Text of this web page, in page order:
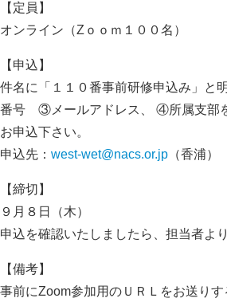
【定員】
オンライン（Zｏｏｍ１００名）
【申込】
件名に「１１０番事前研修申込み」
番号 ③メールアドレス、 ④所属支部
お申込下さい。
申込先： west-wet@nacs.or.jp （香浦）
【締切】
９月８日（木）
申込を確認いたしましたら、担当者よ
【備考】
事前にZoom参加用のＵＲＬをお送り